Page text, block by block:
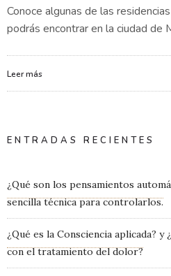
Conoce algunas de las
podrás encontrar en la ciudad de
Leer más
ENTRADAS RECIENTES
¿Qué son los pensamientos
sencilla técnica para controlarlos.
¿Qué es la Consciencia aplicada?
con el tratamiento del dolor?